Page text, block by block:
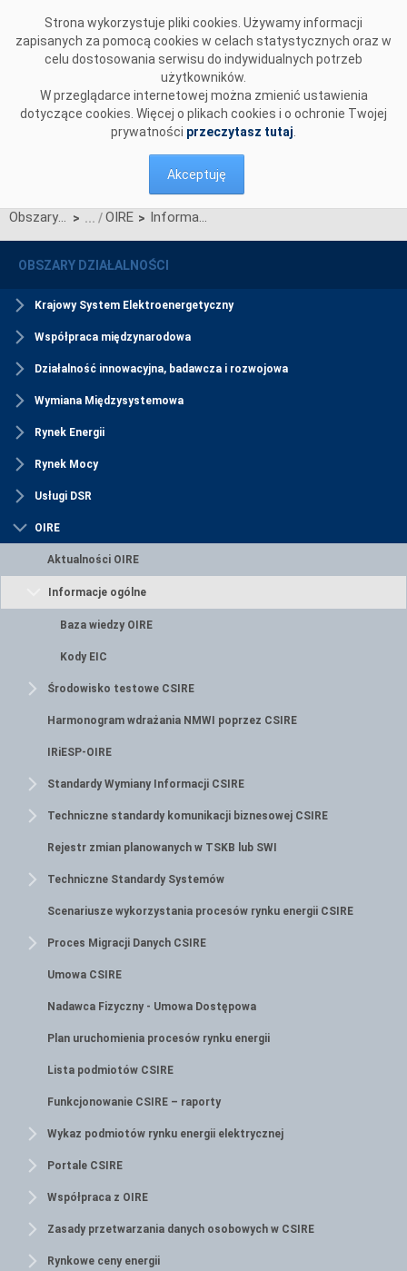
Strona wykorzystuje pliki cookies. Używamy informacji
zapisanych za pomocą cookies w celach statystycznych oraz w
celu dostosowania serwisu do indywidualnych potrzeb
użytkowników.
W przeglądarce internetowej można zmienić ustawienia
dotyczące cookies. Więcej o plikach cookies i o ochronie Twojej
prywatności przeczytasz tutaj
Akceptuję
Obszary działalności > OIRE > Informacje ogólne
OBSZARY DZIAŁALNOŚCI
Krajowy System Elektroenergetyczny
Współpraca międzynarodowa
Działalność innowacyjna, badawcza i rozwojowa
Wymiana Międzysystemowa
Rynek Energii
Rynek Mocy
Usługi DSR
OIRE
Aktualności OIRE
Informacje ogólne
Baza wiedzy OIRE
Kody EIC
Środowisko testowe CSIRE
Harmonogram wdrażania NMWI poprzez CSIRE
IRiESP-OIRE
Standardy Wymiany Informacji CSIRE
Techniczne standardy komunikacji biznesowej CSIRE
Rejestr zmian planowanych w TSKB lub SWI
Techniczne Standardy Systemów
Scenariusze wykorzystania procesów rynku energii CSIRE
Proces Migracji Danych CSIRE
Umowa CSIRE
Nadawca Fizyczny - Umowa Dostępowa
Plan uruchomienia procesów rynku energii
Lista podmiotów CSIRE
Funkcjonowanie CSIRE – raporty
Wykaz podmiotów rynku energii elektrycznej
Portale CSIRE
Współpraca z OIRE
Zasady przetwarzania danych osobowych w CSIRE
Rynkowe ceny energii